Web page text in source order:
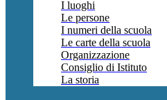
I luoghi
Le persone
I numeri della scuola
Le carte della scuola
Organizzazione
Consiglio di Istituto
La storia